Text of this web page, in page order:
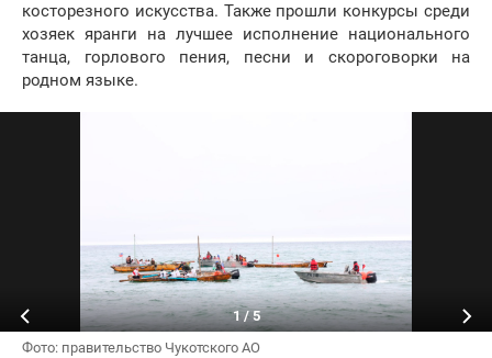
косторезного искусства. Также прошли конкурсы среди
хозяек яранги на лучшее исполнение национального
танца, горлового пения, песни и скороговорки на
родном языке.
Фото: правительство Чукотского АО
1/5